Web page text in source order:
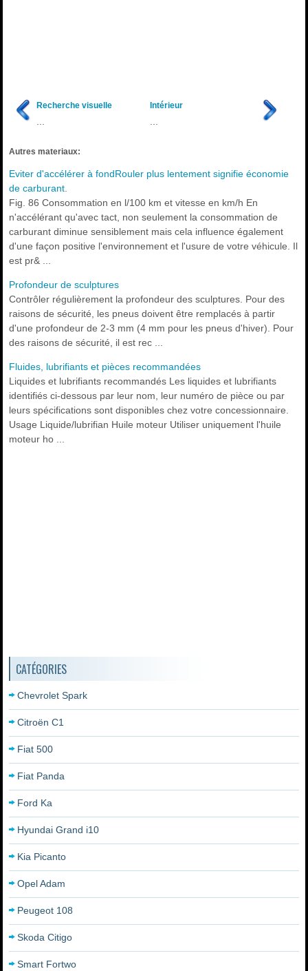
Recherche visuelle
...
Intérieur
...
Autres materiaux:
Eviter d'accélérer à fondRouler plus lentement signifie économie
de carburant.
Fig. 86 Consommation en l/100 km et vitesse en km/h En
n'accélérant qu'avec tact, non seulement la consommation de
carburant diminue sensiblement mais cela influence également
d'une façon positive l'environnement et l'usure de votre véhicule. Il
est pr& ...
Profondeur de sculptures
Contrôler régulièrement la profondeur des sculptures. Pour des
raisons de sécurité, les pneus doivent être remplacés à partir
d'une profondeur de 2-3 mm (4 mm pour les pneus d'hiver). Pour
des raisons de sécurité, il est rec ...
Fluides, lubrifiants et pièces recommandées
Liquides et lubrifiants recommandés Les liquides et lubrifiants
identifiés ci-dessous par leur nom, leur numéro de pièce ou par
leurs spécifications sont disponibles chez votre concessionnaire.
Usage Liquide/lubrifian Huile moteur Utiliser uniquement l'huile
moteur ho ...
CATÉGORIES
Chevrolet Spark
Citroën C1
Fiat 500
Fiat Panda
Ford Ka
Hyundai Grand i10
Kia Picanto
Opel Adam
Peugeot 108
Skoda Citigo
Smart Fortwo